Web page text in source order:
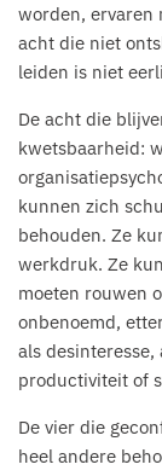
worden, ervaren
acht die niet
leiden is niet
De acht die
kwetsbaarheid:
kunnen zich
behouden. Ze
werkdruk. Ze
moeten rouwen
onbenoemd,
als
productiviteit of
De vier die
heel andere